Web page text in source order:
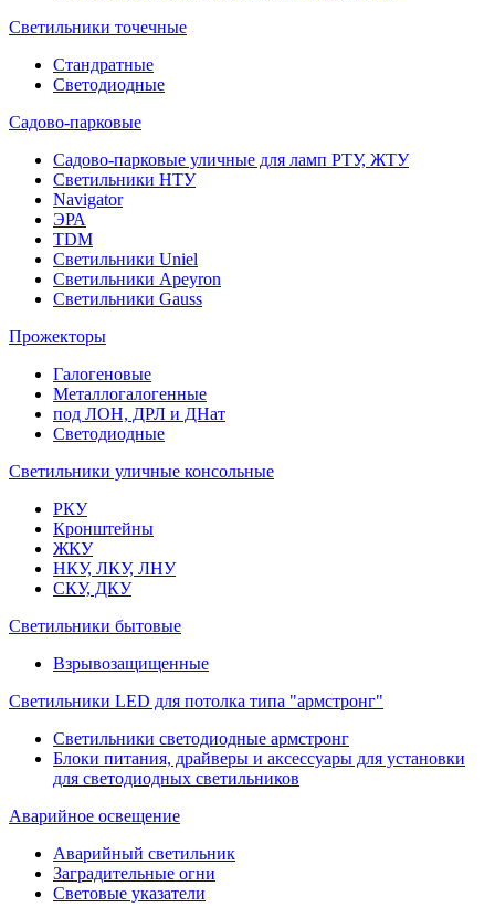
Светильники точечные
Стандратные
Светодиодные
Садово-парковые
Садово-парковые уличные для ламп РТУ, ЖТУ
Светильники НТУ
Navigator
ЭРА
TDM
Светильники Uniel
Светильники Apeyron
Светильники Gauss
Прожекторы
Галогеновые
Металлогалогенные
под ЛОН, ДРЛ и ДНат
Светодиодные
Светильники уличные консольные
РКУ
Кронштейны
ЖКУ
НКУ, ЛКУ, ЛНУ
СКУ, ДКУ
Светильники бытовые
Взрывозащищенные
Светильники LED для потолка типа "армстронг"
Светильники светодиодные армстронг
Блоки питания, драйверы и аксессуары для установки
для светодиодных светильников
Аварийное освещение
Аварийный светильник
Заградительные огни
Световые указатели